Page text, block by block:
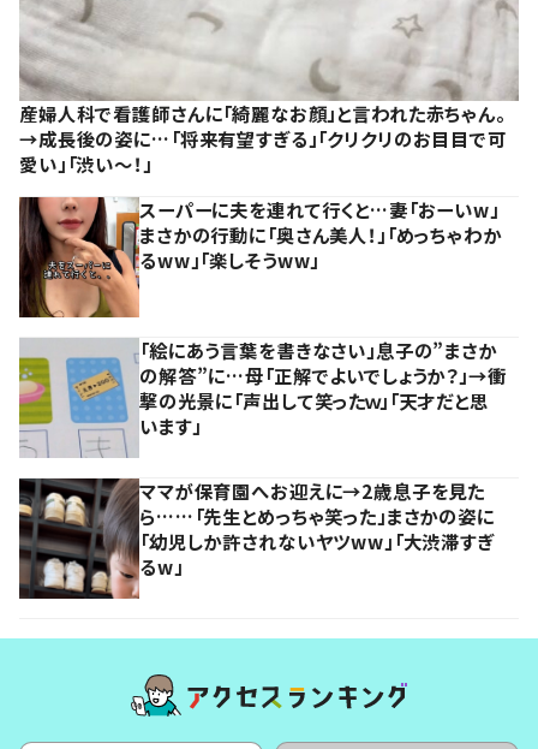
産婦人科で看護師さんに「綺麗なお顔」と言われた赤ちゃん。
→成長後の姿に…「将来有望すぎる」「クリクリのお目目で可
愛い」「渋い～！」
スーパーに夫を連れて行くと…妻「おーいw」
まさかの行動に「奥さん美人！」「めっちゃわか
るww」「楽しそうww」
「絵にあう言葉を書きなさい」息子の”まさか
の解答”に…母「正解でよいでしょうか？」→衝
撃の光景に「声出して笑ったｗ」「天才だと思
います」
ママが保育園へお迎えに→2歳息子を見た
ら……「先生とめっちゃ笑った」まさかの姿に
「幼児しか許されないヤツww」「大渋滞すぎ
るw」